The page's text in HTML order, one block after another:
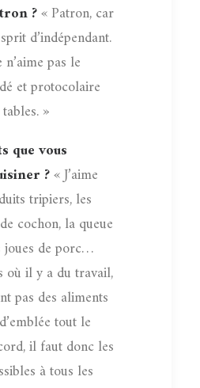
?« Patron, car
d’indépendant.
pas le
et protocolaire
»
que vous
?« J’aime
tripiers, les
cochon, la queue
de porc…
où il y a du travail,
pas des aliments
tout le
il faut donc les
à tous les